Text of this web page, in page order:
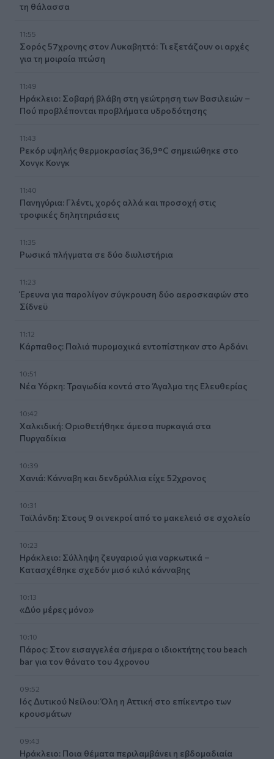
τη θάλασσα
11:55
Σορός 57χρονης στον Λυκαβηττό: Τι εξετάζουν οι αρχές
για τη μοιραία πτώση
11:49
Ηράκλειο: Σοβαρή βλάβη στη γεώτρηση των Βασιλειών –
Πού προβλέπονται προβλήματα υδροδότησης
11:43
Ρεκόρ υψηλής θερμοκρασίας 36,9°C σημειώθηκε στο
Χονγκ Κονγκ
11:40
Πανηγύρια: Γλέντι, χορός αλλά και προσοχή στις
τροφικές δηλητηριάσεις
11:35
Ρωσικά πλήγματα σε δύο διυλιστήρια
11:23
Έρευνα για παρολίγον σύγκρουση δύο αεροσκαφών στο
Σίδνεϋ
11:12
Κάρπαθος: Παλιά πυρομαχικά εντοπίστηκαν στο Αρδάνι
10:51
Νέα Υόρκη: Τραγωδία κοντά στο Άγαλμα της Ελευθερίας
10:42
Χαλκιδική: Οριοθετήθηκε άμεσα πυρκαγιά στα
Πυργαδίκια
10:39
Χανιά: Κάνναβη και δενδρύλλια είχε 52χρονος
10:31
Ταϊλάνδη: Στους 9 οι νεκροί από το μακελειό σε σχολείο
10:23
Ηράκλειο: Σύλληψη ζευγαριού για ναρκωτικά –
Κατασχέθηκε σχεδόν μισό κιλό κάνναβης
10:13
«Δύο μέρες μόνο»
10:10
Πάρος: Στον εισαγγελέα σήμερα ο ιδιοκτήτης του beach
bar για τον θάνατο του 4χρονου
09:52
Ιός Δυτικού Νείλου: Όλη η Αττική στο επίκεντρο των
κρουσμάτων
09:43
Ηράκλειο: Ποια θέματα περιλαμβάνει η εβδομαδιαία